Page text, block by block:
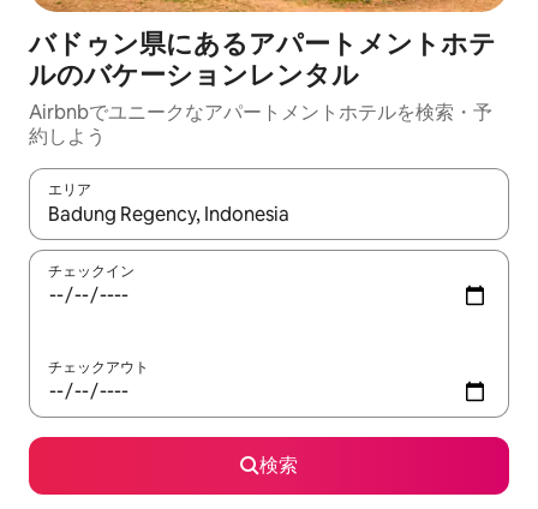
バドゥン県にあるアパートメントホテ
ルのバケーションレンタル
Airbnbでユニークなアパートメントホテルを検索・予
約しよう
エリア
検索結果が表示されたら、上下の矢印キーを使って移動するか
チェックイン
チェックアウト
検索